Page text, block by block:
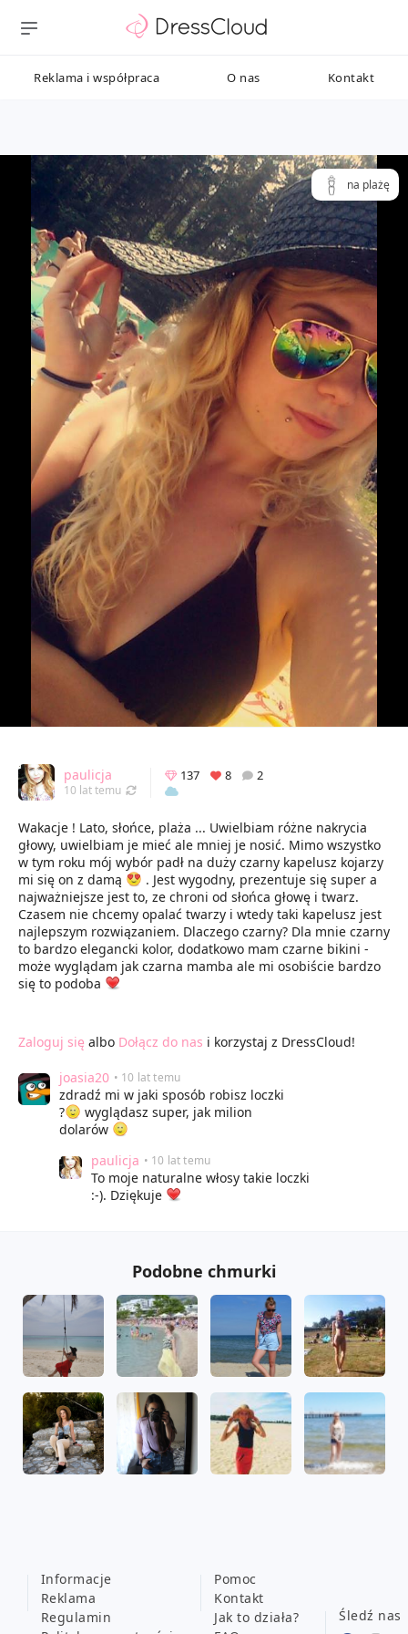
Reklama i współpraca O nas Kontakt
na plażę
paulicja
10 lat temu Odświeżony 08.08.2016 08:35
137 8 2
Wakacje ! Lato, słońce, plaża ... Uwielbiam różne nakrycia
głowy, uwielbiam je mieć ale mniej je nosić. Mimo wszystko
w tym roku mój wybór padł na duży czarny kapelusz kojarzy
mi się on z damą
. Jest wygodny, prezentuje się super a
najważniejsze jest to, ze chroni od słońca głowę i twarz.
Czasem nie chcemy opalać twarzy i wtedy taki kapelusz jest
najlepszym rozwiązaniem. Dlaczego czarny? Dla mnie czarny
to bardzo elegancki kolor, dodatkowo mam czarne bikini -
może wyglądam jak czarna mamba ale mi osobiście bardzo
się to podoba
Zaloguj się albo Dołącz do nas i korzystaj z DressCloud!
joasia20 • 10 lat temu
zdradź mi w jaki sposób robisz loczki
?
wyglądasz super, jak milion
dolarów
paulicja • 10 lat temu
To moje naturalne włosy takie loczki
:-). Dziękuje
Podobne chmurki
Informacje
Reklama
Regulamin
Pomoc
Kontakt
Jak to działa?
Śledź nas